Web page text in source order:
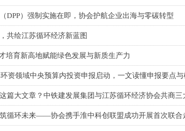
DPP）强制实施在即，协会护航企业出海与零碳转型
共绘江苏循环经济新蓝图
培育新高地赋能绿色发展与新质生产力
环资领域中央预算内投资申报启动，一文读懂申报要点与
篇大文章？中铁建发展集团与江苏循环经济协会共商三
循环未来——协会携手淮中科创联盟成功开展首次联合